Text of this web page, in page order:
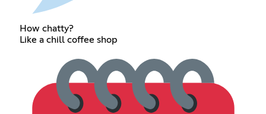
How chatty?
Like a chill coffee shop